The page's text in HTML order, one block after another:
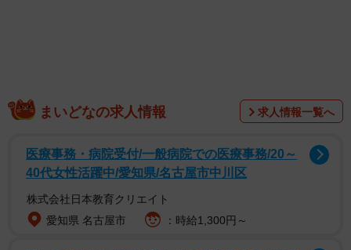
まいどなの求人情報 求人情報一覧へ
医療事務・病院受付/一般病院での医療事務/20～
40代女性活躍中/愛知県/名古屋市中川区
株式会社日本教育クリエイト
愛知県 名古屋市
：時給1,300円～